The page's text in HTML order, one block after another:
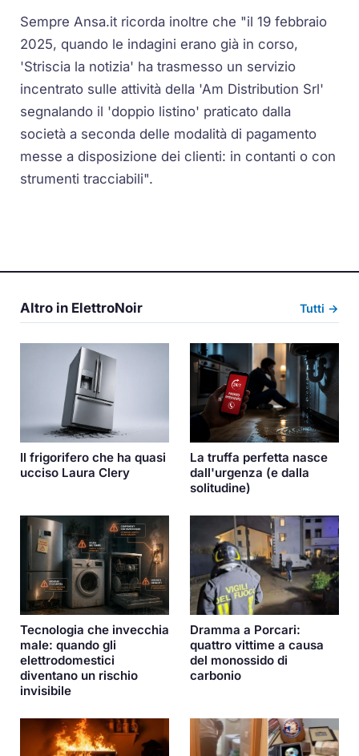
Sempre Ansa.it ricorda inoltre che "il 19 febbraio
2025, quando le indagini erano già in corso,
'Striscia la notizia' ha trasmesso un servizio
incentrato sulle attività della 'Am Distribution Srl'
segnalando il 'doppio listino' praticato dalla
società a seconda delle modalità di pagamento
messe a disposizione dei clienti: in contanti o con
strumenti tracciabili".
Altro in ElettroNoir Tutti →
Il frigorifero che ha quasi
ucciso Laura Clery
La truffa perfetta nasce
dall'urgenza (e dalla
solitudine)
Tecnologia che invecchia
male: quando gli
elettrodomestici
diventano un rischio
invisibile
Dramma a Porcari:
quattro vittime a causa
del monossido di
carbonio